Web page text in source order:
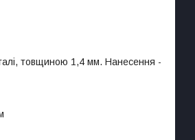
товщиною 1,4 мм. Нанесення -